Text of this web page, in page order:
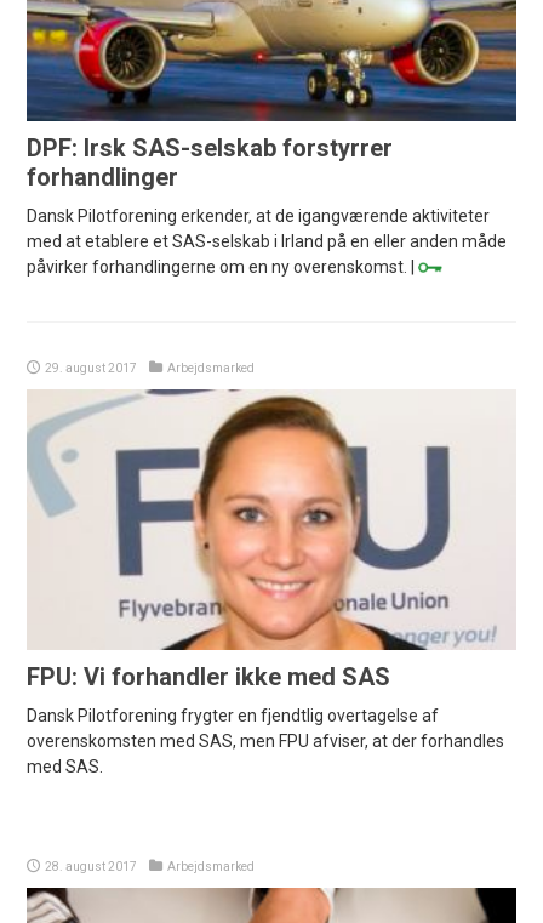
DPF: Irsk SAS-selskab forstyrrer
forhandlinger
Dansk Pilotforening erkender, at de igangværende aktiviteter
med at etablere et SAS-selskab i Irland på en eller anden måde
påvirker forhandlingerne om en ny overenskomst. |
29. august 2017 Arbejdsmarked
FPU: Vi forhandler ikke med SAS
Dansk Pilotforening frygter en fjendtlig overtagelse af
overenskomsten med SAS, men FPU afviser, at der forhandles
med SAS.
28. august 2017 Arbejdsmarked